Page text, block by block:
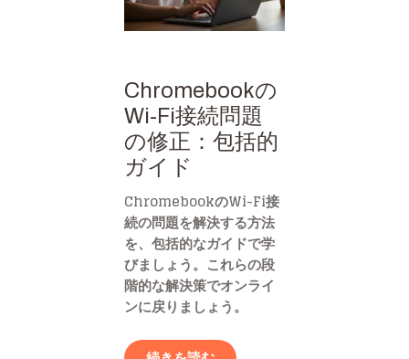
Chromebookの
Wi-Fi接続問題
の修正：包括的
ガイド
ChromebookのWi-Fi接
続の問題を解決する方法
を、包括的なガイドで学
びましょう。これらの段
階的な解決策でオンライ
ンに戻りましょう。